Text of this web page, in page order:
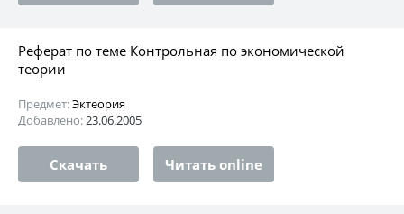
Реферат по теме Контрольная по экономической
теории
Предмет:Эктеория
Добавлено:23.06.2005
Скачать Читать online